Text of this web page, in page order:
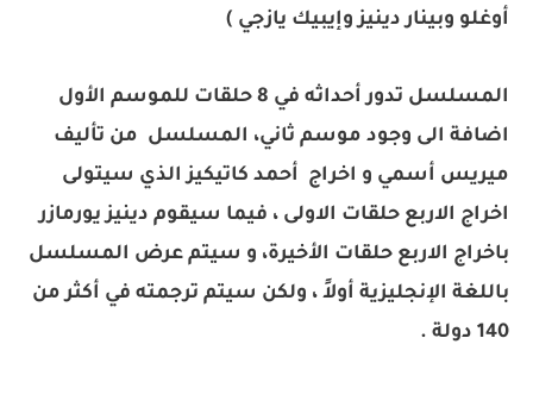
أوغلو وبينار دينيز وإيبيك يازجي )
المسلسل تدور أحداثه في 8 حلقات للموسم الأول
اضافة الى وجود موسم ثاني، المسلسل من تأليف
ميريس أسمي و اخراج أحمد كاتيكيز الذي سيتولى
اخراج الاربع حلقات الاولى ، فيما سيقوم دينيز يورمازر
باخراج الاربع حلقات الأخيرة، و سيتم عرض المسلسل
باللغة الإنجليزية أولاً ، ولكن سيتم ترجمته في أكثر من
140 دولة .